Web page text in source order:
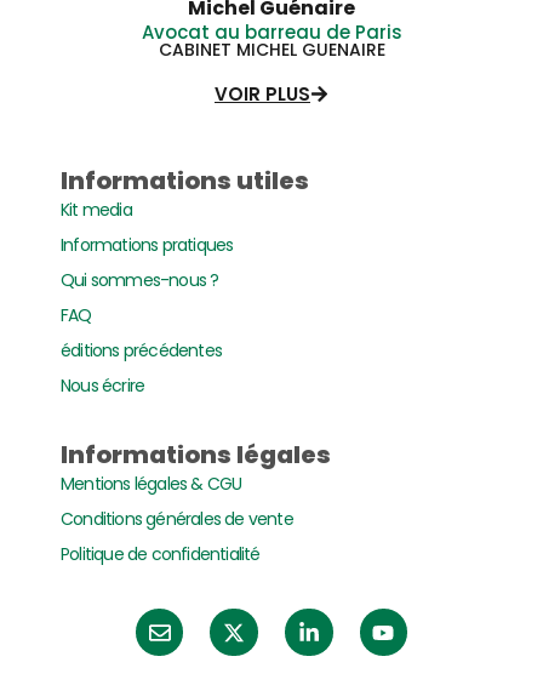
Michel Guénaire
Avocat au barreau de Paris
CABINET MICHEL GUENAIRE
VOIR PLUS
Informations utiles
Kit media
Informations pratiques
Qui sommes-nous ?
FAQ
éditions précédentes
Nous écrire
Informations légales
Mentions légales & CGU
Conditions générales de vente
Politique de confidentialité